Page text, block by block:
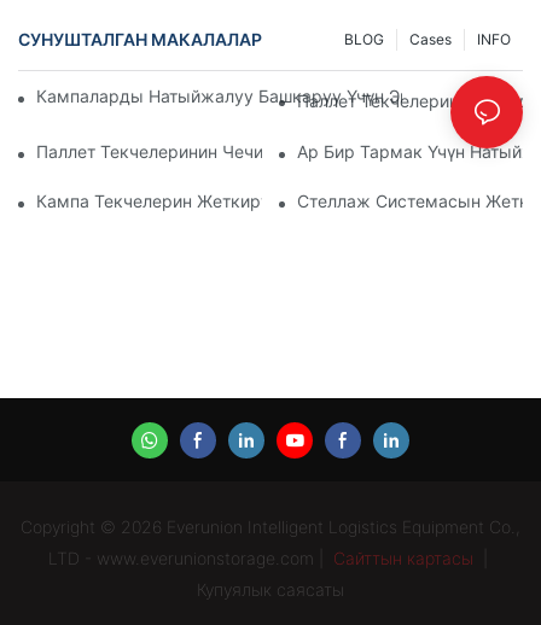
СУНУШТАЛГАН МАКАЛАЛАР INFO
Cases
BLOG
Кампаларды Натыйжалуу Башкаруу Үчүн Эң Мыкты Өнөр
Паллет Текчелеринин
Паллет Текчелеринин Чечимдеринин Келечеги: Тренддер
Ар Бир Тармак Үчүн
Кампа Текчелерин Жеткирүүчүлөр: Эмнеге Көңүл Буруу
Стеллаж Системасын
Copyright © 2026 Everunion Intelligent Logistics Equipment Co.,
LTD - www.everunionstorage.com |
Сайттын картасы
Купуялык саясаты